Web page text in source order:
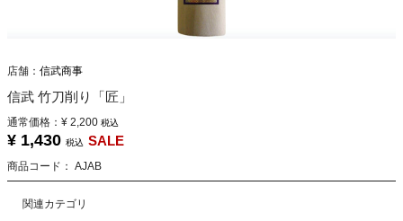
店舗： 信武商事
信武 竹刀削り「匠」
通常価格： ¥ 2,200 税込
¥ 1,430 税込 SALE
商品コード： AJAB
関連カテゴリ